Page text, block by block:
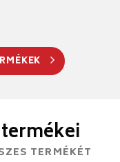
TERMÉKÉT